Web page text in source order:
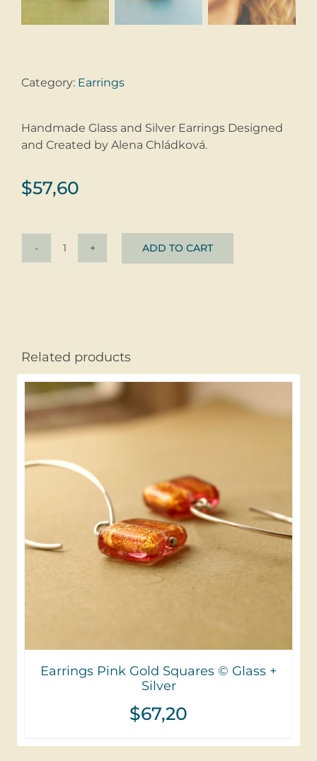
$57,60
Handmade Glass and Silver Earrings Designed
and Created by Alena Chládková.
Earrings
+
Silver
quantity
ADD TO CART
Category: Earrings
Related products
Earrings Pink Gold Squares © Glass +
Silver
$67,20